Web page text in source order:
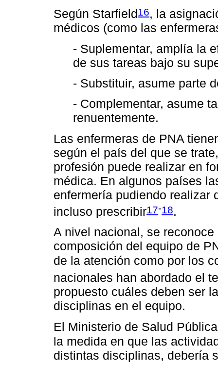
Según Starfield16, la
médicos (como las
- Suplementar, amplía la
de sus tareas bajo su
- Substituir, asume parte
- Complementar, asume
renuentemente.
Las enfermeras de PNA
según el país del que se
profesión puede realizar en
médica. En algunos países
enfermería pudiendo realizar
incluso prescribir17-18.
A nivel nacional, se
composición del equipo de
de la atención como por los
nacionales han abordado el
propuesto cuáles deben ser
disciplinas en el equipo.
El Ministerio de Salud
la medida en que las
distintas disciplinas, debería